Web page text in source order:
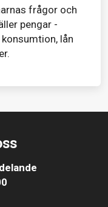
frågor och
pengar -
lån